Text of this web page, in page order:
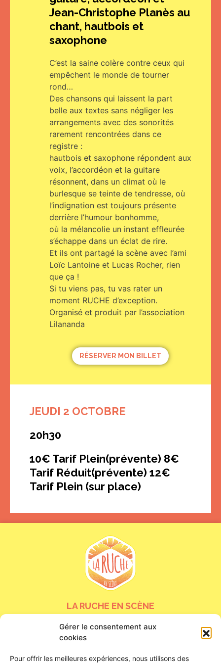
Gérer le consentement aux
cookies
Pour offrir les meilleures expériences, nous utilisons des
JEUDI 2 OCTOBRE
20h30
10€ Tarif Plein(prévente) 8€
Tarif Réduit(prévente) 12€
Tarif Plein (sur place)
Jean-Christophe Planès au
chant, hautbois et
saxophone
C’est la saine colère contre ceux qui
empêchent le monde de tourner
rond…
Des chansons qui laissent la part
belle aux textes sans négliger les
arrangements avec des sonorités
rarement rencontrées dans ce
registre :
hautbois et saxophone répondent aux
voix, l’accordéon et la guitare
résonnent, dans un climat où le
burlesque se teinte de tendresse, où
l’indignation est toujours présente
derrière l’humour bonhomme,
où la mélancolie un instant effleurée
s’échappe dans un éclat de rire.
Et ils ont partagé la scène avec l’ami
Loïc Lantoine et Lucas Rocher, rien
que ça !
Si tu viens pas, tu vas rater un
moment RUCHE d’exception.
Organisé et produit par l’association
Lilananda
RÉSERVER MON BILLET
LA RUCHE EN SCÈNE
24 bis rue de la Tour Neuve
45000 Orléans